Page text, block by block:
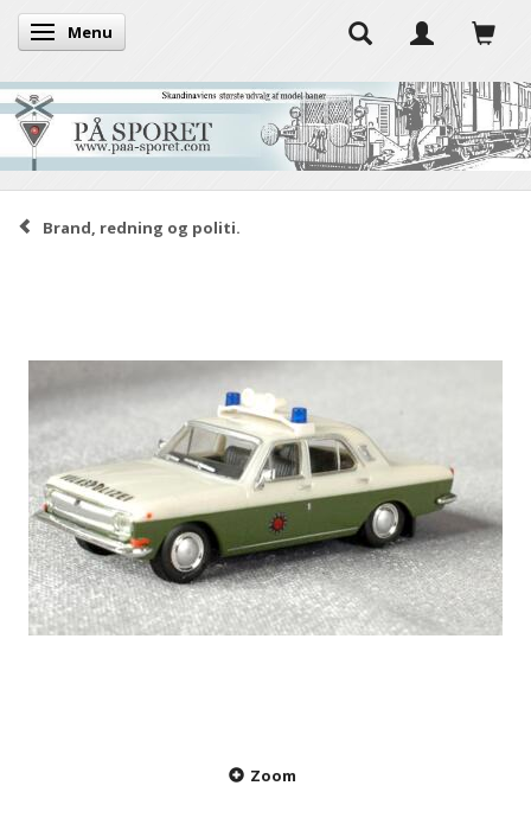
Skifte navigation
Menu
Brand, redning og politi.
Zoom